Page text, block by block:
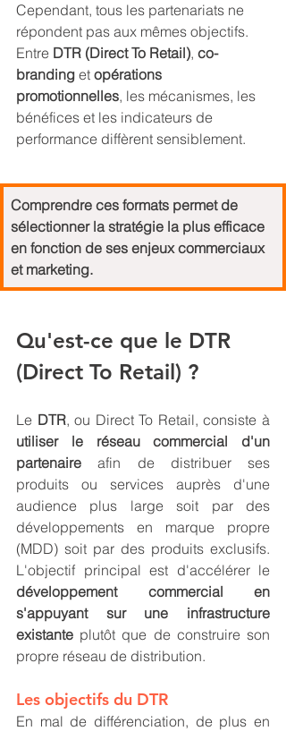
Cependant, tous les partenariats ne
répondent pas aux mêmes objectifs.
Entre DTR (Direct To Retail), co-
branding et opérations
promotionnelles, les mécanismes, les
bénéfices et les indicateurs de
performance diffèrent sensiblement.
Comprendre ces formats permet de
sélectionner la stratégie la plus efficace
en fonction de ses enjeux commerciaux
et marketing.
Qu'est-ce que le DTR
(Direct To Retail) ?
Le DTR
utiliser le réseau commercial d'un
partenaire afin de distribuer ses
produits ou services auprès d'une
audience plus large soit par des
développements en marque propre
(MDD) soit par des produits exclusifs.
développement commercial en
s'appuyant sur une infrastructure
existante plutôt que de construire son
propre réseau de distribution.
Les objectifs du DTR
En mal de différenciation, de plus en